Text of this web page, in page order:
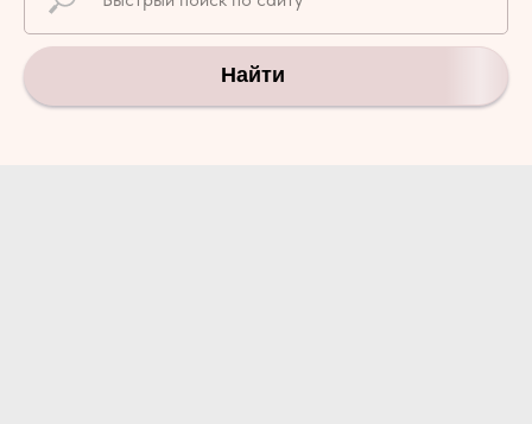
Найти